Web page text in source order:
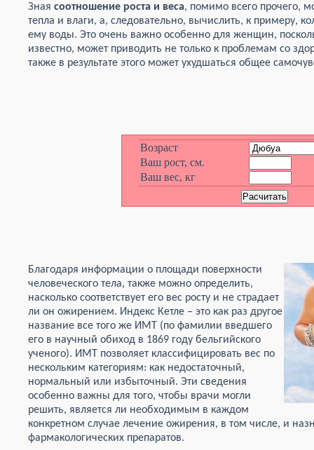
Зная соотношение роста и веса, помимо всего прочего,
тепла и влаги, а, следовательно, вычислить, к примеру,
ему воды. Это очень важно особенно для женщин,
известно, может приводить не только к проблемам со
также в результате этого может ухудшаться общее
Возраст
Ваш рост, см.
Ваш вес, кг
Благодаря информации о площади поверхности
человеческого тела, также можно определить,
насколько соответствует его вес росту и не страдает
ли он ожирением. Индекс Кетле – это как раз другое
название все того же ИМТ (по фамилии введшего
его в научный обиход в 1869 году бельгийского
ученого). ИМТ позволяет классифицировать вес по
нескольким категориям: как недостаточный,
нормальный или избыточный. Эти сведения
особенно важны для того, чтобы врачи могли
решить, является ли необходимым в каждом
конкретном случае лечение ожирения, в том числе, и
фармакологических препаратов.